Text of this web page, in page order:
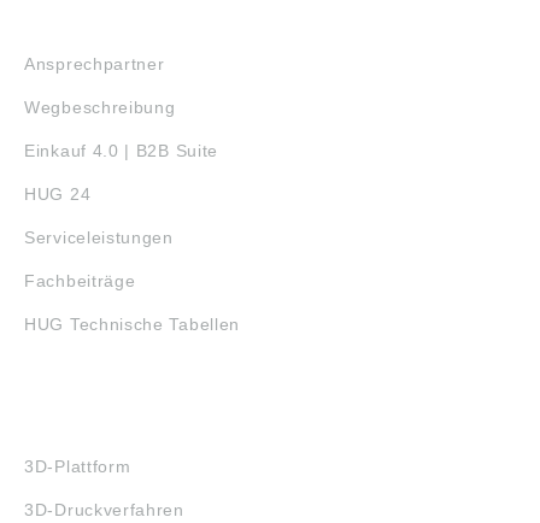
Ansprechpartner
Wegbeschreibung
Einkauf 4.0 | B2B Suite
HUG 24
Serviceleistungen
Fachbeiträge
HUG Technische Tabellen
3D-Plattform
3D-Druckverfahren